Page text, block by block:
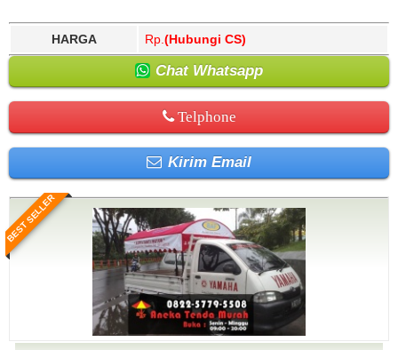
HARGA Rp. (Hubungi CS)
Chat Whatsapp
Telphone
Kirim Email
BEST SELLER